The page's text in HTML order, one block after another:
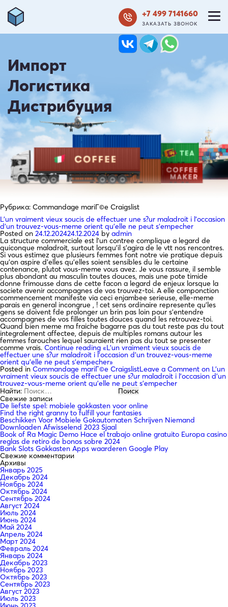
+7 499 7141660
ЗАКАЗАТЬ ЗВОНОК
Импорт
Логистика
Дистрибуция
Рубрика: Commandage mariГ©e Craigslist
L’un vraiment vieux soucis de effectuer une s?ur maladroit i l’occasion
d’un trouvez-vous-meme orient qu’elle ne peut s’empecher
Posted on 24.12.202424.12.2024 by admin
La structure commerciale est l’un contree complique a legard de
quiconque maladroit, surtout lorsqu’il s’agira de le vtt nos rencontres.
Si vous estimez que plusieurs femmes font notre vie pratique depuis
qu’on aspire d’elles qu’elles soient sensibles du le certaine
contenance, plutot vous-meme vous avez. Je vous rassure, il semble
plus abondant au masculin toutes douces, mais une pote timide
donne frimousse dans de cette facon a legard de enjeux lorsque la
societe avenir accompagnes de vos trouvez-toi. A elle componction
commencement manifeste via ceci enjambee serieuse, elle-meme
parais en general incongrue , ! cet sens ordinaire represente qu’les
gens se doivent fde prolonger un brin pas loin pour s’entendre
accompagnes de vos filles toutes douces quand les retrouvez-toi.
Quand bien meme ma fraiche bagarre pas du tout reste pas du tout
integralement affectee, depuis de multiples romans autour les
femmes farouches lequel sauraient rien pas du tout se presenter
comme vrais. Continue reading «L’un vraiment vieux soucis de
effectuer une s?ur maladroit i l’occasion d’un trouvez-vous-meme
orient qu’elle ne peut s’empecher»
Posted in Commandage mariГ©e CraigslistLeave a Comment on L’un
vraiment vieux soucis de effectuer une s?ur maladroit i l’occasion d’un
trouvez-vous-meme orient qu’elle ne peut s’empecher
Найти:
Свежие записи
De liefste spel: mobiele gokkasten voor online
Find the right granny to fulfill your fantasies
Beschikken Voor Mobiele Gokautomaten Schrijven Niemand
Downloaden Afwisselend 2023 Sjaal
Book of Ra Magic Demo Hace el trabajo online gratuito Europa casino
reglas de retiro de bonos sobre 2024
Bank Slots Gokkasten Apps waarderen Google Play
Свежие комментарии
Архивы
Январь 2025
Декабрь 2024
Ноябрь 2024
Октябрь 2024
Сентябрь 2024
Август 2024
Июль 2024
Июнь 2024
Май 2024
Апрель 2024
Март 2024
Февраль 2024
Январь 2024
Декабрь 2023
Ноябрь 2023
Октябрь 2023
Сентябрь 2023
Август 2023
Июль 2023